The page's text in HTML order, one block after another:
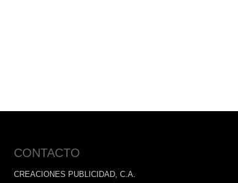
CONTACTO
CREACIONES PUBLICIDAD, C.A.